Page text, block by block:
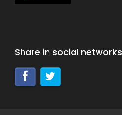
Share in social networks